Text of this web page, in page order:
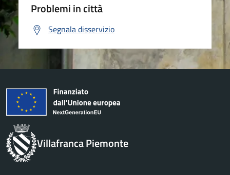
Problemi in città
Segnala disservizio
Villafranca Piemonte